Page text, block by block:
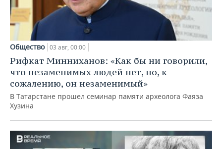
Общество 03 авг, 00:00
Рифкат Минниханов: «Как бы ни говорили,
что незаменимых людей нет, но, к
сожалению, он незаменимый»
В Татарстане прошел семинар памяти археолога Фаяза
Хузина